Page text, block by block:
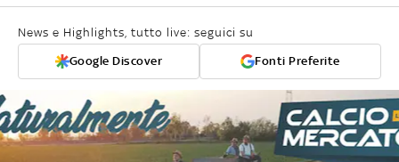
News e Highlights, tutto live: seguici su
Google Discover Fonti Preferite